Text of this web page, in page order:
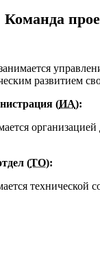
Команда
развитием
(ИА):
организацией
(ТО):
технической